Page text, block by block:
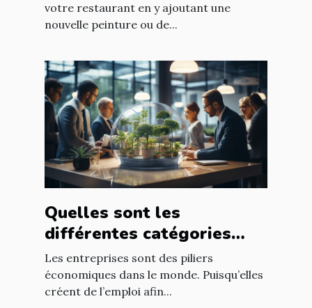
votre restaurant en y ajoutant une
nouvelle peinture ou de...
Quelles sont les
différentes catégories
d’entreprise ?
Les entreprises sont des piliers
économiques dans le monde. Puisqu’elles
créent de l’emploi afin...